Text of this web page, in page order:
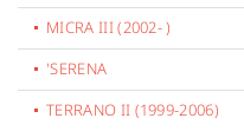
MICRA III (2002- )
'SERENA
TERRANO II (1999-2006)